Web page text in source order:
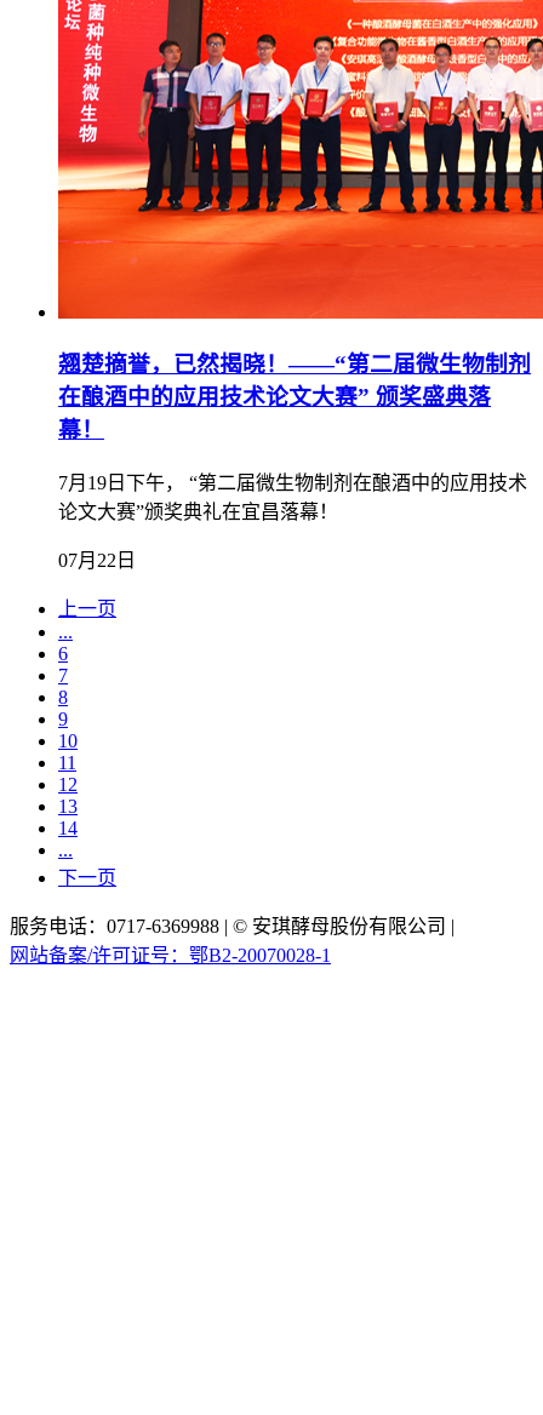
翘楚摘誉，已然揭晓！——“第二届微生物制剂
在酿酒中的应用技术论文大赛” 颁奖盛典落
幕！
​7月19日下午， “第二届微生物制剂在酿酒中的应用技术
论文大赛”颁奖典礼在宜昌落幕！
07月22日
上一页
...
6
7
8
9
10
11
12
13
14
...
下一页
服务电话：0717-6369988 | © 安琪酵母股份有限公司 |
网站备案/许可证号：鄂B2-20070028-1